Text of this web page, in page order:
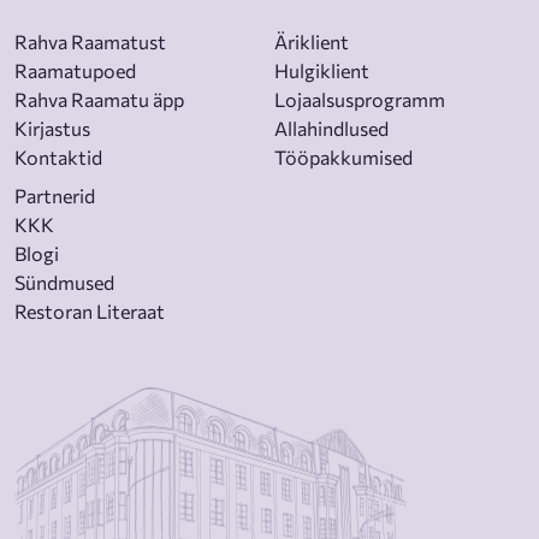
lõpuga psühholoogiline põnevik. Seda oli võimatu käest panna!
– Michele Campbell
Sõltuvust tekitav, täiesti klaustrofoobiline raamat. See pani
mu südame taguma ja tõi esile kõige süngemad hirmud
Rahva Raamatust
Raamatupoed
Rahva Raamatu äpp
Kirjastus
Kontaktid
Äriklient
Hulgiklient
Lojaalsusprogramm
Allahindlused
Tööpakkumised
Partnerid
KKK
Blogi
Sündmused
Restoran Literaat